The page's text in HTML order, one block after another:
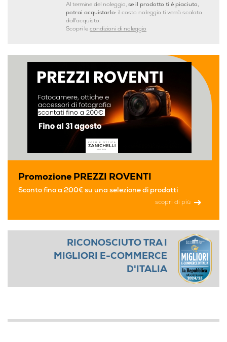
Al termine del noleggio, se il prodotto ti è piaciuto,
potrai acquistarlo: il costo noleggio ti verrà scalato
dall'acquisto.
Scopri le condizioni di noleggio
Promozione PREZZI ROVENTI
Sconto fino a 200€ su una selezione di prodotti
scopri di più
RICONOSCIUTO TRA I
MIGLIORI E-COMMERCE
D'ITALIA